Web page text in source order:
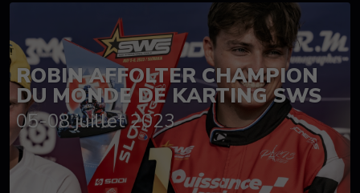
ROBIN AFFOLTER CHAMPION
DU MONDE DE KARTING SWS
05-08 juillet 2023